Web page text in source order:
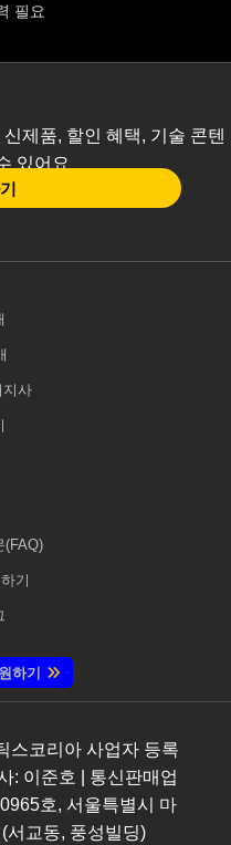
필요
제품, 할인 혜택, 기술 콘텐
있어요
지사
(FAQ)
기
하기
스코리아 사업자 등록
: 이준호 | 통신판매업
호, 서울특별시 마
서교동, 풍성빌딩)